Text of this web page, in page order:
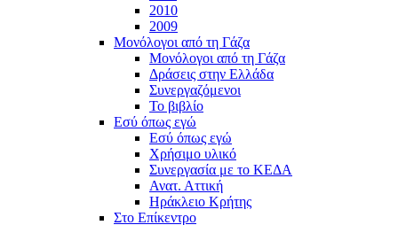
2010
2009
Μονόλογοι από τη Γάζα
Μονόλογοι από τη Γάζα
Δράσεις στην Ελλάδα
Συνεργαζόμενοι
To βιβλίο
Εσύ όπως εγώ
Εσύ όπως εγώ
Χρήσιμο υλικό
Συνεργασία με το ΚΕΔΑ
Ανατ. Αττική
Ηράκλειο Κρήτης
Στο Επίκεντρο